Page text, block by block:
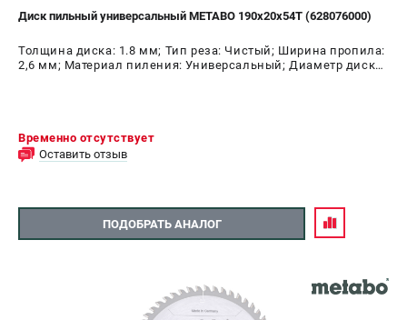
Диск пильный универсальный METABO 190х20х54Т (628076000)
Толщина диска: 1.8 мм; Тип реза: Чистый; Ширина пропила:
2,6 мм; Материал пиления: Универсальный; Диаметр диска:
Временно отсутствует
Оставить отзыв
ПОДОБРАТЬ АНАЛОГ